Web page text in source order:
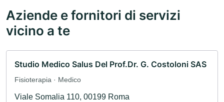
Aziende e fornitori di servizi
vicino a te
Studio Medico Salus Del Prof.Dr. G. Costoloni SAS
Fisioterapia · Medico
Viale Somalia 110, 00199 Roma